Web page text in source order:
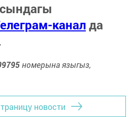
каналда
номерына языгыз,
новости